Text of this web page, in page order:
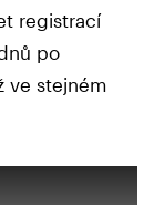
registrací
po
ve stejném